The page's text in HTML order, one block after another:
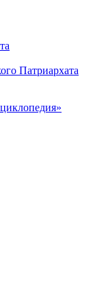
Патриархата